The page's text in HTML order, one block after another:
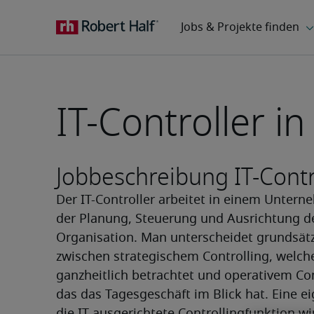
IT-Controller
Jobbeschreibung IT-
Der IT-Controller arbeitet in einem
der Planung, Steuerung und Ausrichtung
Organisation. Man unterscheidet
zwischen strategischem Controlling,
ganzheitlich betrachtet und operativem
das das Tagesgeschäft im Blick hat. Eine